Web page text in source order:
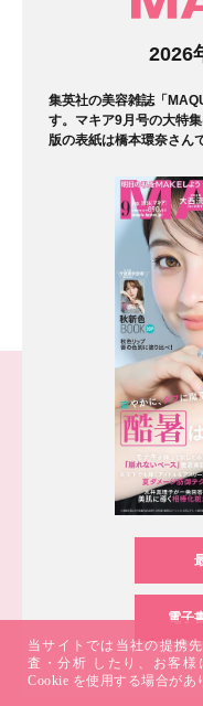
2026
集英社の美容雑誌「
す。マキア9月号の大特
版の表紙は橋本環奈さん
電子
当サイトでは当社の提携
査・分析 したり、お客様
Cookie を使用する場合があ